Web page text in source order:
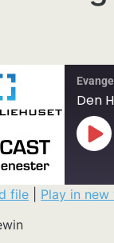
Den
file Play in